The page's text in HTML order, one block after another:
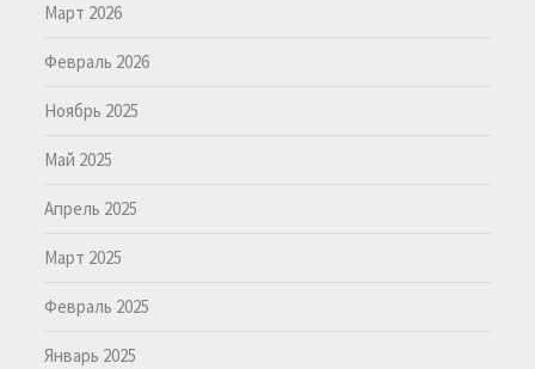
Март 2026
Февраль 2026
Ноябрь 2025
Май 2025
Апрель 2025
Март 2025
Февраль 2025
Январь 2025